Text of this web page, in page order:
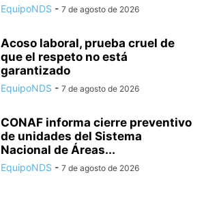
EquipoNDS - 7 de agosto de 2026
Acoso laboral, prueba cruel de
que el respeto no está
garantizado
EquipoNDS - 7 de agosto de 2026
CONAF informa cierre preventivo
de unidades del Sistema
Nacional de Áreas...
EquipoNDS - 7 de agosto de 2026